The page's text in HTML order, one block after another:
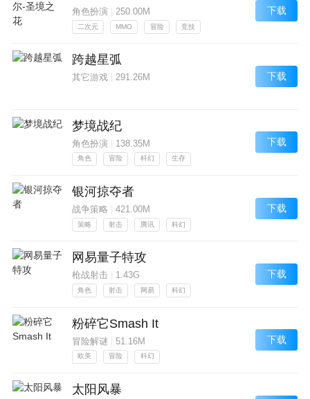
角色扮演 250.00M
二次元 MMO 冒险 竞技
下载
跨越星弧
其它游戏 291.26M 下载
梦境战纪
角色扮演 138.35M
角色 冒险 科幻 生存
下载
银河掠夺者
战争策略 421.00M
策略 射击 腾讯 科幻
下载
网易量子特攻
枪战射击 1.43G
角色 射击 网易 科幻
下载
粉碎它Smash It
冒险解谜 51.16M
欧美 冒险 科幻
下载
太阳风暴